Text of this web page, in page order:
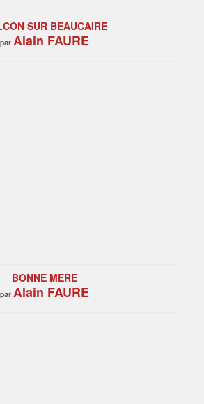
SUR BEAUCAIRE
parAlain FAURE
BONNE MERE
parAlain FAURE